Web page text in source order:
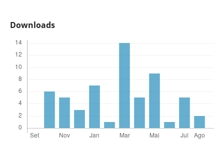
Downloads